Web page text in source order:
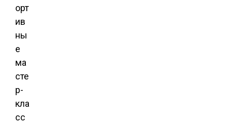
орт
ив
ны
е
ма
сте
р-
кла
сс